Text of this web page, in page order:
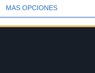
MÁS OPCIONES